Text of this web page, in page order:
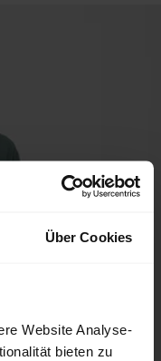
Über Cookies
Website Analyse-
bieten zu